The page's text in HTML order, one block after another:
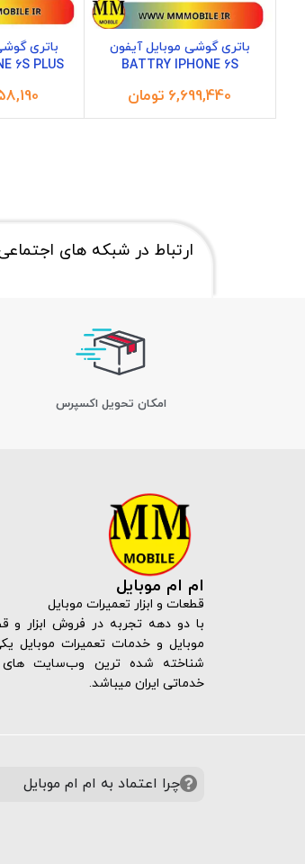
باتری گوشی موبایل آیفون
BATTRY IPHONE 6S
تومان
باتری
6S PLUS
ارتباط در شبکه های
اﻣﮑﺎن ﺗﺤﻮﯾﻞ اﮐﺴﭙﺮس
ام ام موبایل
قطعات و ابزار تعمیرات موبایل
با دو دهه تجربه در فروش ابزار و
موبایل و خدمات تعمیرات موبایل
شناخته شده ترین وب‌سایت
خدماتی ایران میباشد.
چرا اعتماد به ام ام موبایل